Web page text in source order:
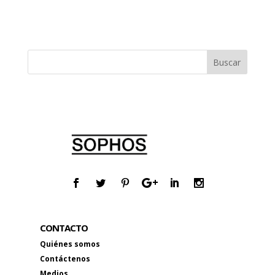
CONTACTO
Quiénes somos
Contáctenos